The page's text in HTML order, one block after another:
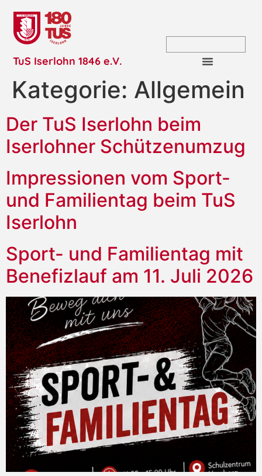
TuS Iserlohn 1846 e.V.
Kategorie: Allgemein
Der TuS Iserlohn beim
Iserlohner Schützenumzug
Impressionen vom Sport-
und Familientag beim TuS
Iserlohn
Sport- und Familientag mit
Benefizlauf am 11. Juli 2026